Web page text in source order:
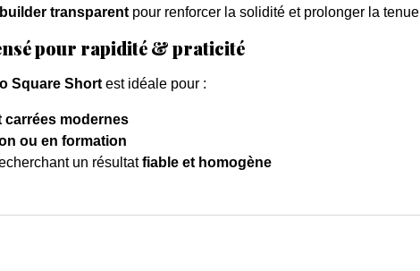
transparentpour renforcer la solidité et prolonger la tenue
pour rapidité & praticité
Square Shortest idéale pour :
carrées modernes
ou en formation
un résultatfiable et homogène